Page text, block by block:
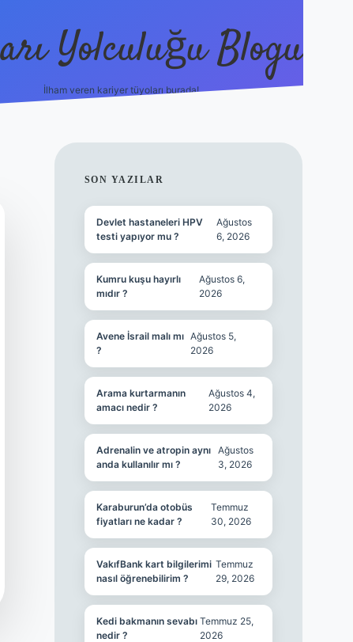
Yolculuğu Blogu
İlham veren kariyer tüyoları burada!
SIDEBAR
SON YAZILAR
Devlet hastaneleri HPV
testi yapıyor mu ?
Ağustos
6, 2026
Kumru kuşu hayırlı
mıdır ?
Ağustos 6,
2026
Avene İsrail malı mı
?
Ağustos 5,
2026
Arama kurtarmanın
amacı nedir ?
Ağustos 4,
2026
Adrenalin ve atropin aynı
anda kullanılır mı ?
Ağustos
3, 2026
Karaburun’da otobüs
fiyatları ne kadar ?
Temmuz
30, 2026
VakıfBank kart bilgilerimi
nasıl öğrenebilirim ?
Temmuz
29, 2026
Kedi bakmanın sevabı
nedir ?
Temmuz 25,
2026
https://